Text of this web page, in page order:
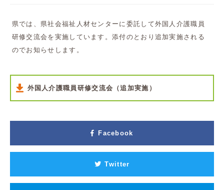
県では、県社会福祉人材センターに委託して外国人介護職員
研修交流会を実施しています。添付のとおり追加実施される
のでお知らせします。
外国人介護職員研修交流会（追加実施）
Facebook
Twitter